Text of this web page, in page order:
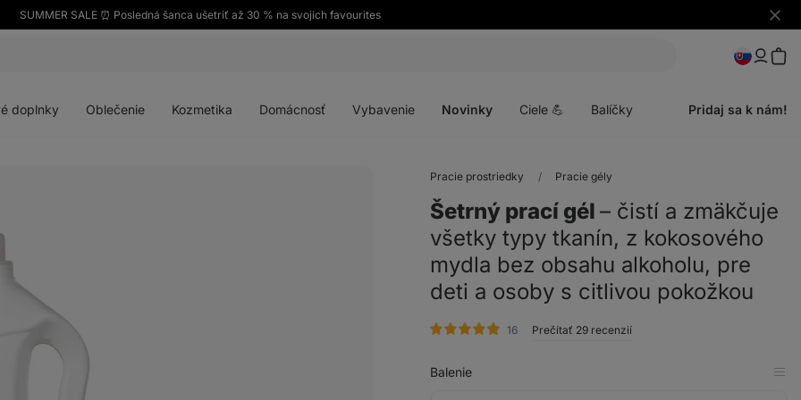
SUMMER SALE ⏰ Posledná šanca ušetriť až 30 % na svojich favourites
Skryť
doplnky Oblečenie Kozmetika Domácnosť Vybavenie Novinky Ciele 💪 Balíčky Pridaj sa k nám!
Pracie prostriedky Pracie gély
Šetrný prací gél ⁠–⁠ čistí a zmäkčuje
všetky typy tkanín, z kokosového
mydla bez obsahu alkoholu, pre
deti a osoby s citlivou pokožkou
16hodnotenie
Prečítať 29 recenzií
Balenie